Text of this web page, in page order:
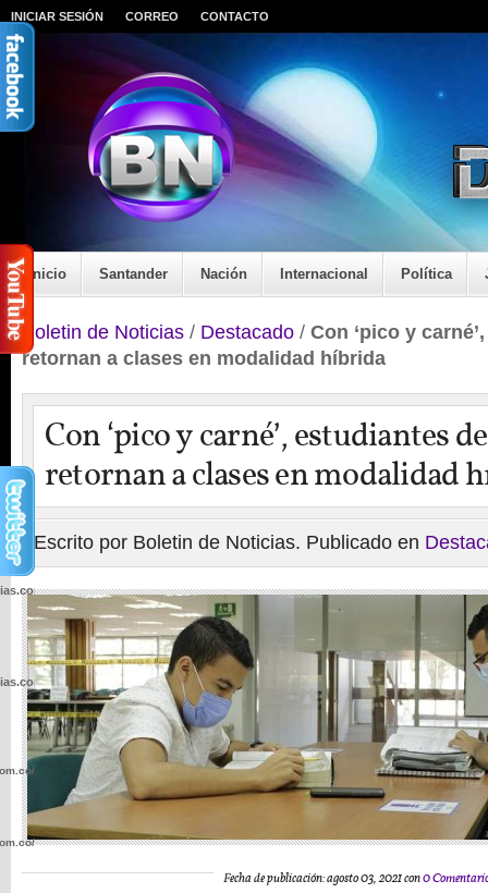
INICIAR SESIÓN CORREO CONTACTO
Inicio Santander Nación Internacional Política
Boletin de Noticias / Destacado / Con ‘pico y
retornan a clases en modalidad híbrida
Con ‘pico y carné’, estudiantes
retornan a clases en modalidad
Escrito por Boletin de Noticias. Publicado en
Fecha de publicación: agosto 03, 2021 con0
wp-
wp-
wp-
wp-